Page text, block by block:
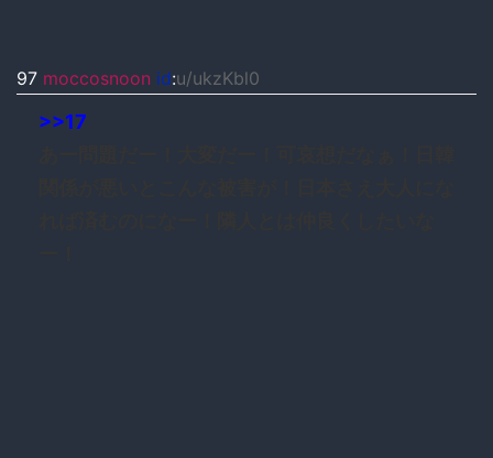
97 moccosnoon id:u/ukzKbl0
>>17